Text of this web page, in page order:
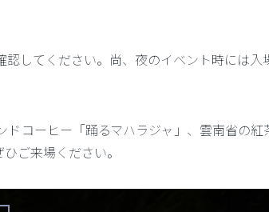
してください。尚、夜のイベント時には入
コーヒー「踊るマハラジャ」、雲南省の
ご来場ください。